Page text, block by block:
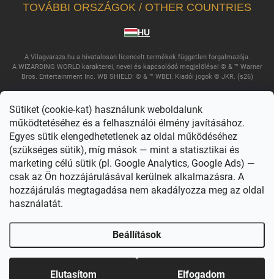
Sütiket (cookie-kat) használunk weboldalunk
működtetéséhez és a felhasználói élmény javításához.
Egyes sütik elengedhetetlenek az oldal működéséhez
(szükséges sütik), míg mások — mint a statisztikai és
marketing célú sütik (pl. Google Analytics, Google Ads) —
csak az Ön hozzájárulásával kerülnek alkalmazásra. A
hozzájárulás megtagadása nem akadályozza meg az oldal
használatát.
Beállítások
Elutasítom Elfogadom
TOVÁBBI ORSZÁGOK / OTHER COUNTRIES
HU
A Vilagvarazs.hu a hivatalosan licencelt termékek független forgalmazója.
A WIZARDING WORLD karakterei, nevei és kapcsolódó megjelölései © & ™ Warner
Bros. Entertainment Inc. WB SHIELD: © & ™ WBEI. Kiadói jogok © JKR. (s26)
Copyright 2026Világvarázs. Minden jog fenntartva.Süti beállítások
szerkesztése